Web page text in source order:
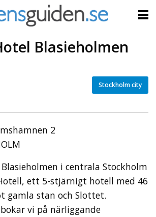
Blasieholmen
Stockholm city
2
i centrala Stockholm
ett 5-stjärnigt hotell med 46
gamla stan och Slottet.
vi på närliggande